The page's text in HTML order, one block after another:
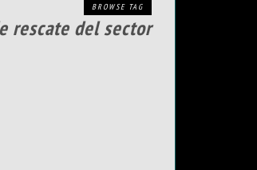
BROWSE TAG
rescate del sector